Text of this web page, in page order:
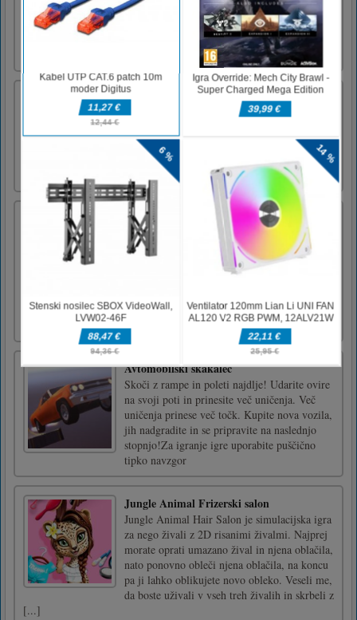
tone sestavin in okraskov, ki jih lahko
preizkusite. Delite to zabavno igro s
prijatelji!Namizje Kliknite z miško in
Dino fosil
Dino Fossil - igra za otroke Z igro Dino
fosilih med različnimi dinozavri. Igro razvil:
Nau.kidsKliknite na dinozavra, ki ustreza
vašemu fosilu.
Detektiv Conrad
Detektiv Conrad je na primeru! V tem lepo
temnem arkadnem platformo, ki bo vodil
drsnik, boste vodili detektiva Conrada skozi
vrsto temnih sestavljank v prekletem gradu.
uganke in se umaknite živi! Zahvaljujoč vaši
briljantni duho [...]
Avtomobilski skakalec
Skoči z rampe in poleti najdlje! Udarite ovire
na svoji poti in prinesite več uničenja. Več
uničenja prinese več točk. Kupite nova vozila,
jih nadgradite in se pripravite na naslednjo
stopnjo!Za igranje igre uporabite puščično
tipko navzgor
Jungle Animal Frizerski salon
Jungle Animal Hair Salon je simulacijska igra
za nego živali z 2D risanimi živalmi. Najprej
morate oprati umazano žival in njena oblačila,
nato ponovno obleči njena oblačila, na koncu
pa ji lahko oblikujete novo obleko. Veseli me,
da boste uživali v vseh treh živalih in skrbeli z
[...]